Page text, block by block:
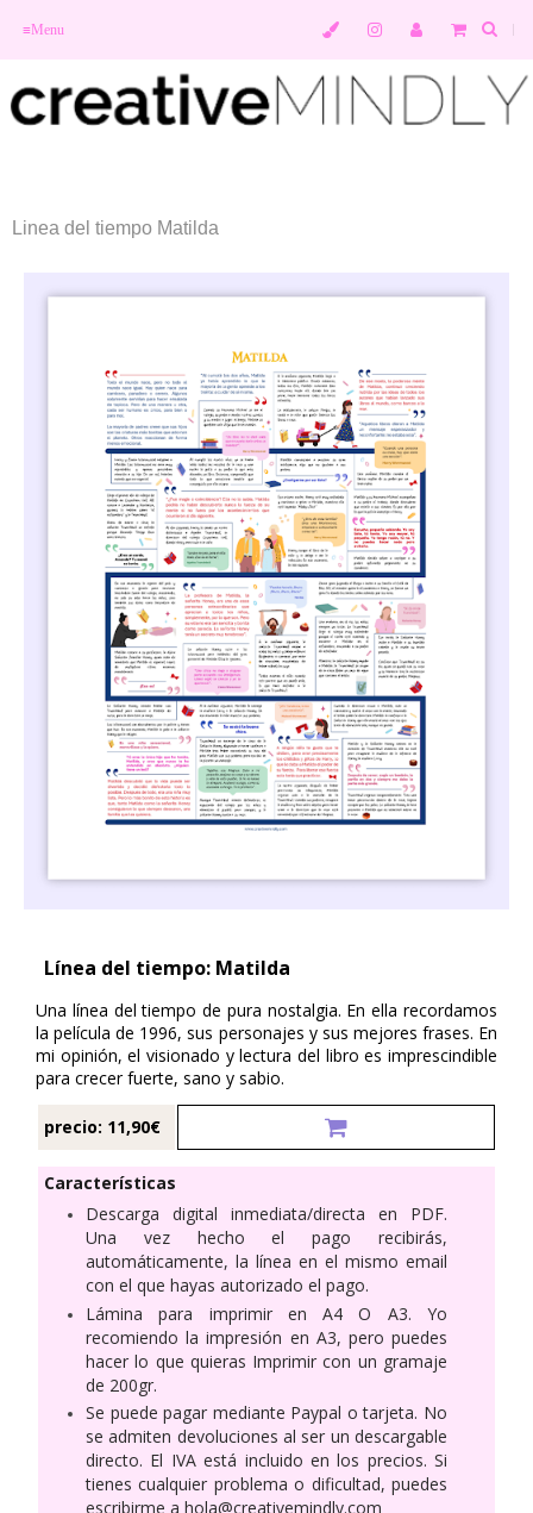
≡Menu
Linea del tiempo Matilda
Línea del tiempo: Matilda
Una línea del tiempo de pura nostalgia. En ella recordamos
la película de 1996, sus personajes y sus mejores frases. En
mi opinión, el visionado y lectura del libro es imprescindible
para crecer fuerte, sano y sabio.
precio: 11,90€
Características
Descarga digital inmediata/directa en PDF.
Una vez hecho el pago recibirás,
automáticamente, la línea en el mismo email
con el que hayas autorizado el pago.
Lámina para imprimir en A4 O A3. Yo
recomiendo la impresión en A3, pero puedes
hacer lo que quieras Imprimir con un gramaje
de 200gr.
Se puede pagar mediante Paypal o tarjeta. No
se admiten devoluciones al ser un descargable
directo. El IVA está incluido en los precios. Si
tienes cualquier problema o dificultad, puedes
escribirme a hola@creativemindly.com